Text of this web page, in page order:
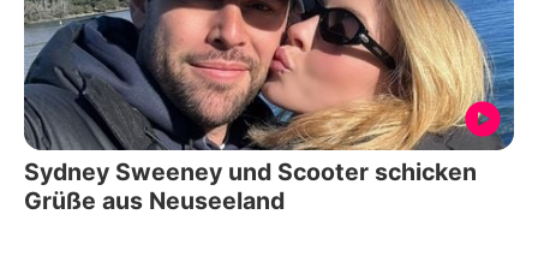
Sydney Sweeney und Scooter schicken
Grüße aus Neuseeland